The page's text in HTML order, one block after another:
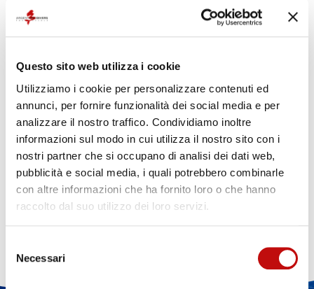
Questo sito web utilizza i cookie
Utilizziamo i cookie per personalizzare contenuti ed
annunci, per fornire funzionalità dei social media e per
analizzare il nostro traffico. Condividiamo inoltre
informazioni sul modo in cui utilizza il nostro sito con i
nostri partner che si occupano di analisi dei dati web,
pubblicità e social media, i quali potrebbero combinarle
con altre informazioni che ha fornito loro o che hanno
raccolto dal suo utilizzo dei loro servizi.
delNecessari
Sottacqua sembra che mi manchi l'aria.
Come posso fare?
Per fare immersioni devo essere allenato?
Ma ci sono gli squali?
Ho un problema di salute, posso
immergermi lo stesso?
Se voglio immergermi devo acquistare
tutta l'attrezzatura?
Fare un'immersione costa tanto?